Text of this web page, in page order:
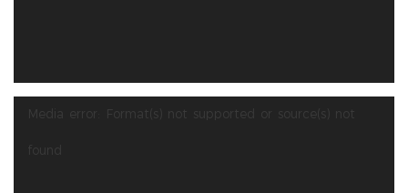
Media error: Format(s) not supported or source(s) not
found